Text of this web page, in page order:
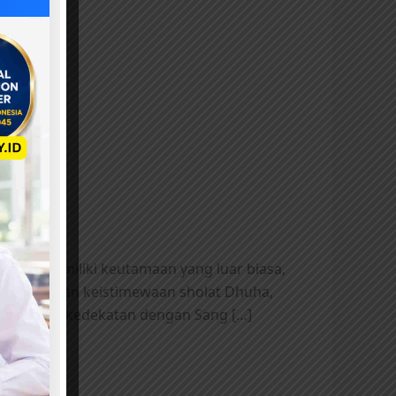
ini memiliki keutamaan yang luar biasa,
keistimewaan sholat Dhuha,
dan kedekatan dengan Sang […]